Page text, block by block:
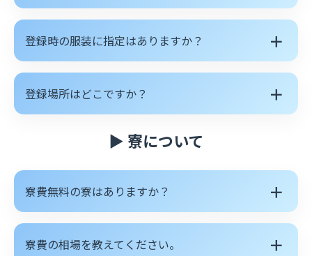
登録時の服装に指定はありますか？ ＋
登録場所はどこですか？ ＋
▶ 寮について
寮費無料の寮はありますか？ ＋
寮費の相場を教えてください。 ＋